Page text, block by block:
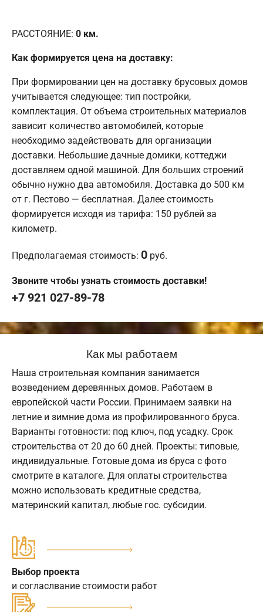
РАССТОЯНИЕ: 0 км.
Как формируется цена на доставку:
При формировании цен на доставку брусовых домов
учитывается следующее: тип постройки,
комплектация. От объема строительных материалов
зависит количество автомобилей, которые
необходимо задействовать для организации
доставки. Небольшие дачные домики, коттеджи
доставляем одной машиной. Для больших строений
обычно нужно два автомобиля. Доставка до 500 км
от г. Пестово — бесплатная. Далее стоимость
формируется исходя из тарифа: 150 рублей за
километр.
Предполагаемая стоимость: 0 руб.
Звоните чтобы узнать стоимость доставки!
+7 921 027-89-78
Как мы работаем
Наша строительная компания занимается
возведением деревянных домов. Работаем в
европейской части России. Принимаем заявки на
летние и зимние дома из профилированного бруса.
Варианты готовности: под ключ, под усадку. Срок
строительства от 20 до 60 дней. Проекты: типовые,
индивидуальные. Готовые дома из бруса с фото
смотрите в каталоге. Для оплаты строительства
можно использовать кредитные средства,
материнский капитал, любые гос. субсидии.
Выбор проекта
и согласлвание стоимости работ